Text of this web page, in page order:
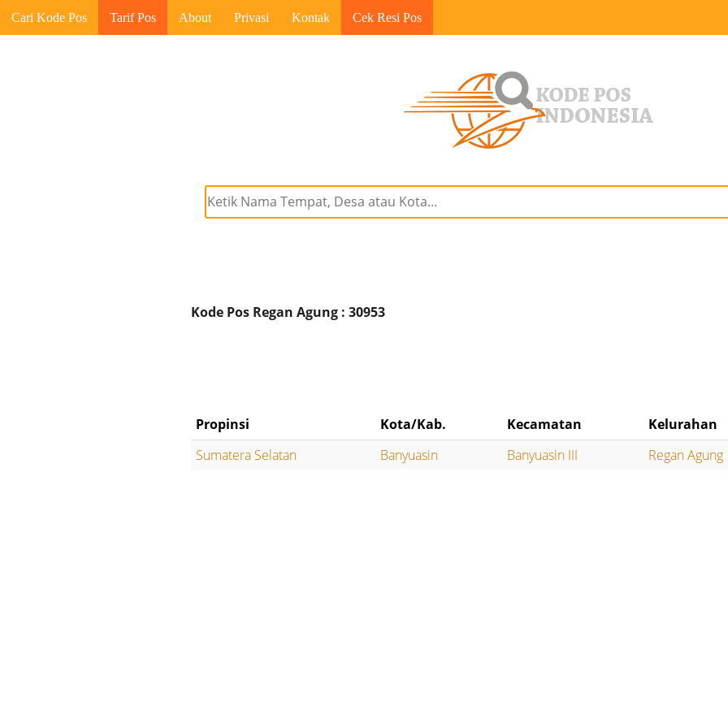
Cari Kode Pos Tarif Pos About Privasi Kontak Cek Resi Pos
Kode Pos Regan Agung : 30953
Propinsi Kota/Kab. Kecamatan
Kelurahan
Sumatera Selatan
Banyuasin Banyuasin III Regan Agung